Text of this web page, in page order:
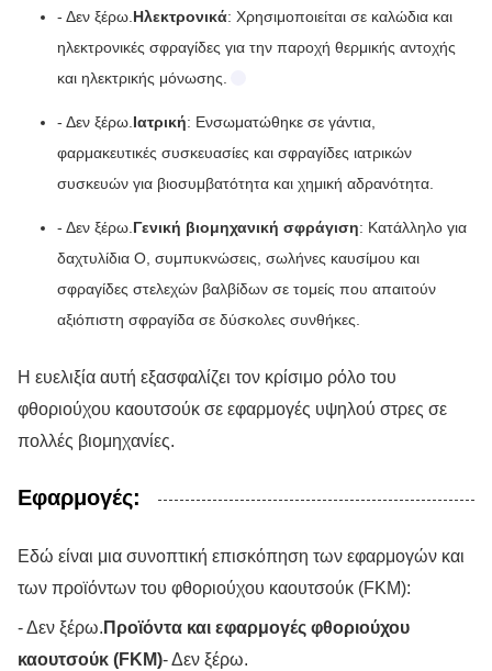
- Δεν ξέρω.Ηλεκτρονικά: Χρησιμοποιείται σε καλώδια και
ηλεκτρονικές σφραγίδες για την παροχή θερμικής αντοχής
και ηλεκτρικής μόνωσης.
- Δεν ξέρω.Ιατρική: Ενσωματώθηκε σε γάντια,
φαρμακευτικές συσκευασίες και σφραγίδες ιατρικών
συσκευών για βιοσυμβατότητα και χημική αδρανότητα.
- Δεν ξέρω.Γενική βιομηχανική σφράγιση: Κατάλληλο για
δαχτυλίδια O, συμπυκνώσεις, σωλήνες καυσίμου και
σφραγίδες στελεχών βαλβίδων σε τομείς που απαιτούν
αξιόπιστη σφραγίδα σε δύσκολες συνθήκες.
Η ευελιξία αυτή εξασφαλίζει τον κρίσιμο ρόλο του
φθοριούχου καουτσούκ σε εφαρμογές υψηλού στρες σε
πολλές βιομηχανίες.
Εφαρμογές:
Εδώ είναι μια συνοπτική επισκόπηση των εφαρμογών και
των προϊόντων του φθοριούχου καουτσούκ (FKM):
- Δεν ξέρω. Προϊόντα και εφαρμογές φθοριούχου
καουτσούκ (FKM)- Δεν ξέρω.